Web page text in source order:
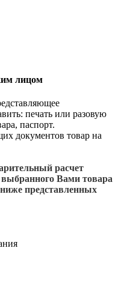
лицом
печать или разовую
паспорт.
документов товар на
расчет
выбранного Вами товара
представленных